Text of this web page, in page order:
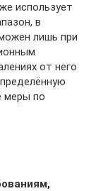
использует
в
лишь при
от него
меры по